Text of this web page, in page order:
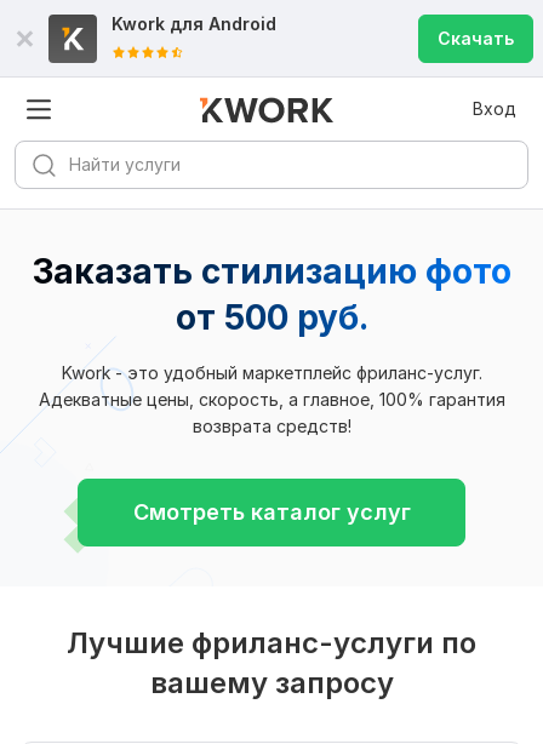
Kwork для Android
Скачать
Вход
Заказать стилизацию фото
от 500 руб.
Kwork - это удобный маркетплейс фриланс-услуг.
Адекватные цены, скорость, а главное, 100% гарантия
возврата средств!
Смотреть каталог услуг
Лучшие фриланс-услуги по
вашему запросу